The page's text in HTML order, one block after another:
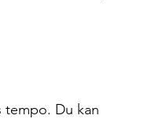
tempo. Du kan